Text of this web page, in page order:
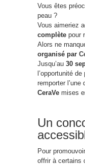
Vous êtes
peau ?
Vous aimeriez
complète pour
Alors ne
organisé par
Jusqu’au 30
l’opportunité
remporter l’une
CeraVe mises
Un
Pour
offrir à certains